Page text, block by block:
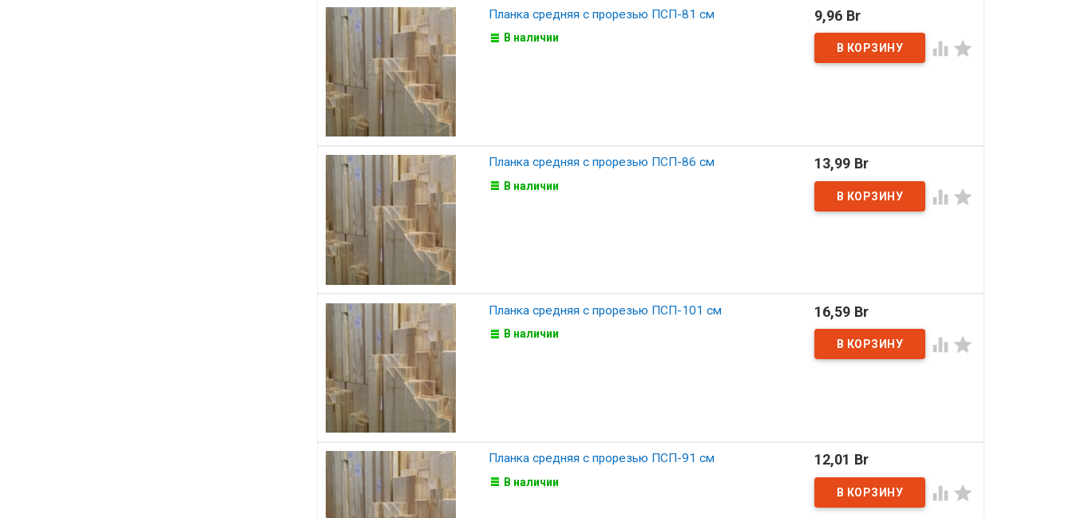
Планка средняя с прорезью ПСП-81 см
В наличии
9,96 Br
 
Планка средняя с прорезью ПСП-86 см
В наличии
13,99 Br
 
Планка средняя с прорезью ПСП-101 см
В наличии
16,59 Br
 
Планка средняя с прорезью ПСП-91 см
В наличии
12,01 Br
 